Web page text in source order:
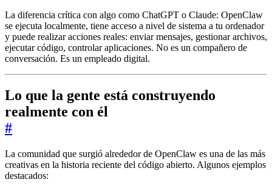
La diferencia crítica con algo como ChatGPT o Claude: OpenClaw
se ejecuta localmente, tiene acceso a nivel de sistema a tu ordenador
y puede realizar acciones reales: enviar mensajes, gestionar archivos,
ejecutar código, controlar aplicaciones. No es un compañero de
conversación. Es un empleado digital.
Lo que la gente está construyendo
realmente con él
#
La comunidad que surgió alrededor de OpenClaw es una de las más
creativas en la historia reciente del código abierto. Algunos ejemplos
destacados: